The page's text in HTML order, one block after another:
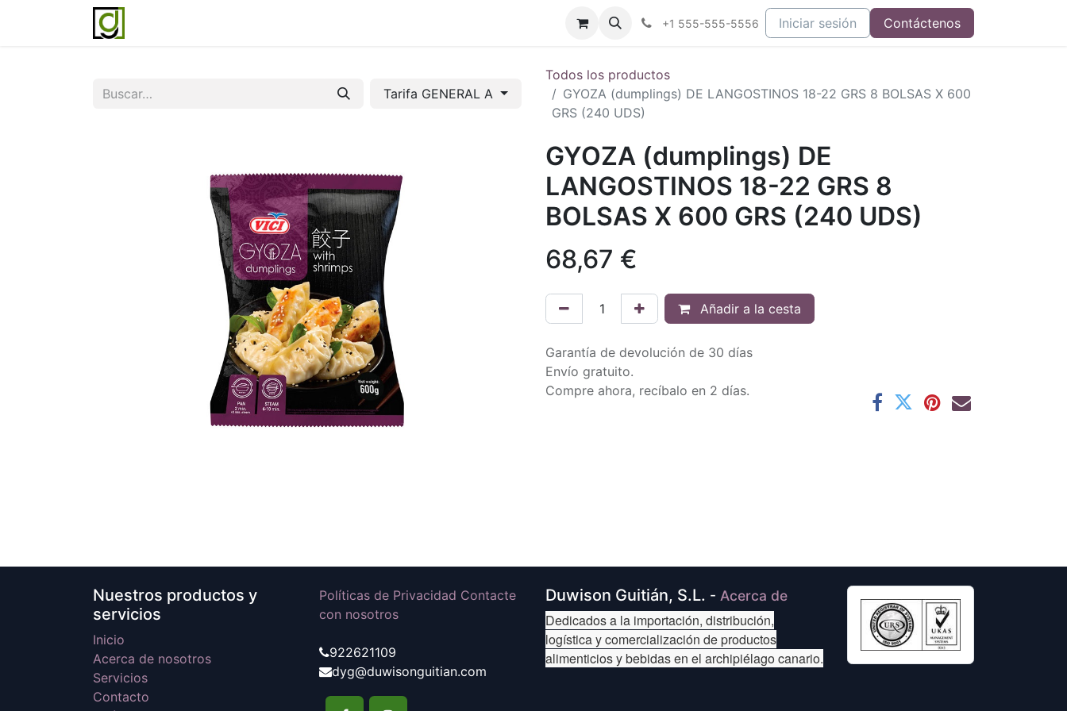
Blog Contáctenos
+1 555-555-5556 Iniciar sesión Contáctenos
Tarifa GENERAL A
Todos los productos
GYOZA (dumplings) DE LANGOSTINOS 18-22 GRS 8 BOLSAS X 600
GRS (240 UDS)
GYOZA (dumplings) DE
LANGOSTINOS 18-22 GRS 8
BOLSAS X 600 GRS (240 UDS)
68,67 €
Añadir a la cesta
Garantía de devolución de 30 días
Envío gratuito.
Compre ahora, recíbalo en 2 días.
Nuestros productos y
servicios
Inicio
Acerca de nosotros
Servicios
Contacto
Políticas de Privacidad Contacte
con nosotros
922621109
dyg@duwisonguitian.com
Duwison Guitián, S.L. - Acerca de
Dedicados a la importación, distribución,
logística y comercialización de productos
alimenticios y bebidas en el archipiélago canario.